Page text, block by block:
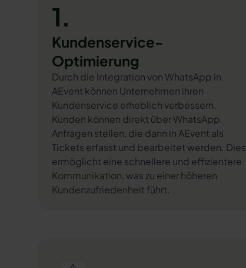
1.
Kundenservice-
Optimierung
Durch die Integration von WhatsApp in
AEvent können Unternehmen ihren
Kundenservice erheblich verbessern.
Kunden können direkt über WhatsApp
Anfragen stellen, die dann in AEvent als
Tickets erfasst und bearbeitet werden. Dies
ermöglicht eine schnellere und effizientere
Kommunikation, was zu einer höheren
Kundenzufriedenheit führt.